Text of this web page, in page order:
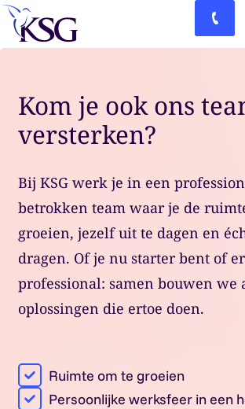
Skip to content
Bel
Kom je ook ons
versterken?
Bij KSG werk je in een
betrokken team waar je de
groeien, jezelf uit te dagen en
dragen. Of je nu starter bent of
professional: samen bouwen we
oplossingen die ertoe doen.
Ruimte om te groeien
Persoonlijke werksfeer in een